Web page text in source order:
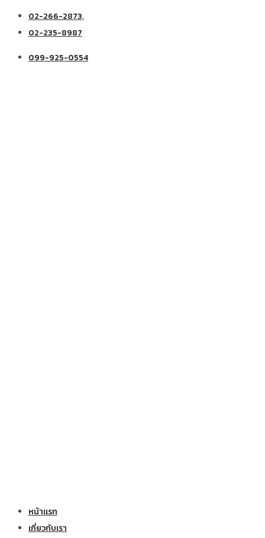
02-266-2873,
02-235-8987
099-925-0554
หน้าแรก
เกี่ยวกับเรา